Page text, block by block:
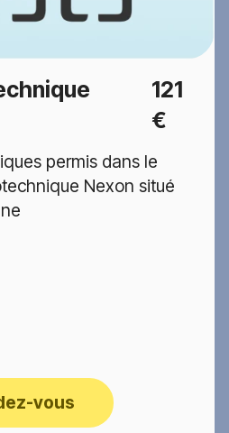
121
€
permis dans le
Nexon situé
vous